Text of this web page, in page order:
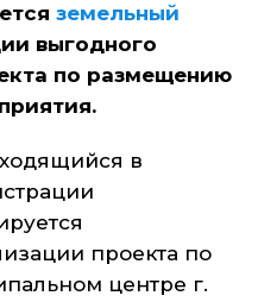
земельный
выгодного
по размещению
в
проекта по
центре г.